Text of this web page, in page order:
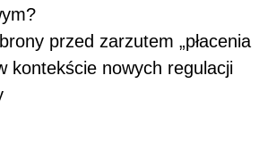
przed zarzutem „płacenia
kontekście nowych regulacji